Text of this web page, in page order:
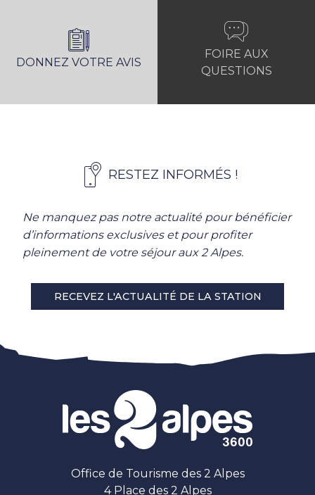
DONNEZ VOTRE AVIS
FOIRE AUX
QUESTIONS
RESTEZ INFORMÉS !
Ne manquez pas notre actualité pour bénéficier
d’informations exclusives et pour profiter
pleinement de votre séjour aux 2 Alpes.
RECEVEZ L'ACTUALITÉ DE LA STATION
Office de Tourisme des 2 Alpes
4 Place des 2 Alpes